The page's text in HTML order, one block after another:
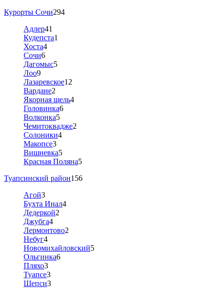
Курорты Сочи294
Адлер41
Кудепста1
Хоста4
Сочи6
Дагомыс5
Лоо9
Лазаревское12
Вардане2
Якорная щель4
Головинка6
Волконка5
Чемитоквадже2
Солоники4
Макопсе3
Вишневка5
Красная Поляна5
Туапсинский район156
Агой3
Бухта Инал4
Дедеркой2
Джубга4
Лермонтово2
Небуг4
Новомихайловский5
Ольгинка6
Пляхо3
Туапсе3
Шепси3